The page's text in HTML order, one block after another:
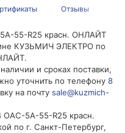
Отзывы
55-R25 красн. ОНЛАЙТ
КУЗЬМИЧ ЭЛЕКТРО по
и сроках поставки,
уточнить по телефону 8
на почту sale@kuzmich-
5A-55-R25 красн.
по г. Санкт-Петербург,